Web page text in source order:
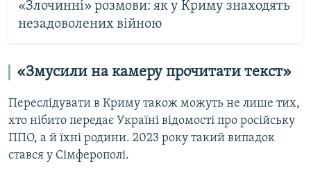
«Злочинні» розмови: як у Криму знаходять
незадоволених війною
«Змусили на камеру прочитати текст»
Переслідувати в Криму також можуть не лише тих,
хто нібито передає Україні відомості про російську
ППО, а й їхні родини. 2023 року такий випадок
стався у Сімферополі.